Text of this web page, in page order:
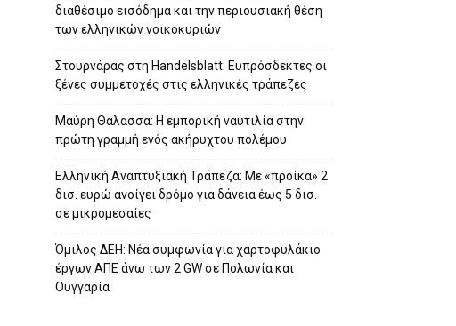
διαθέσιμο εισόδημα και την περιουσιακή θέση
των ελληνικών νοικοκυριών
Στουρνάρας στη Handelsblatt: Ευπρόσδεκτες οι
ξένες συμμετοχές στις ελληνικές τράπεζες
Μαύρη Θάλασσα: Η εμπορική ναυτιλία στην
πρώτη γραμμή ενός ακήρυχτου πολέμου
Ελληνική Αναπτυξιακή Τράπεζα: Με «προίκα» 2
δισ. ευρώ ανοίγει δρόμο για δάνεια έως 5 δισ.
σε μικρομεσαίες
Όμιλος ΔΕΗ: Νέα συμφωνία για χαρτοφυλάκιο
έργων ΑΠΕ άνω των 2 GW σε Πολωνία και
Ουγγαρία